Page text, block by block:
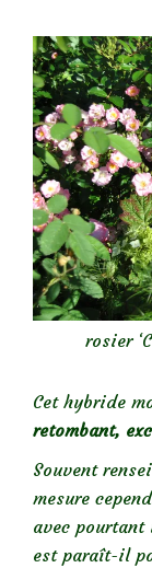
rosier
Cet hybride
retombant,
Souvent
mesure
avec pourtant
est paraît-il